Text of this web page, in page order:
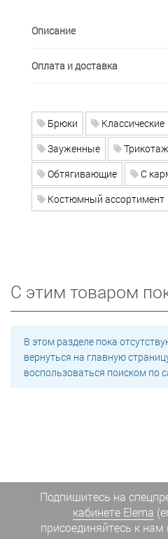
Описание
Оплата и доставка
Брюки Классические
Зауженные
Обтягивающие
С
Костюмный ассортимент
С этим товаром
В этом разделе пока
вернуться на главную
воспользоваться поиском по
Подпишитесь на
кабинете Elema
присоединяйтесь к